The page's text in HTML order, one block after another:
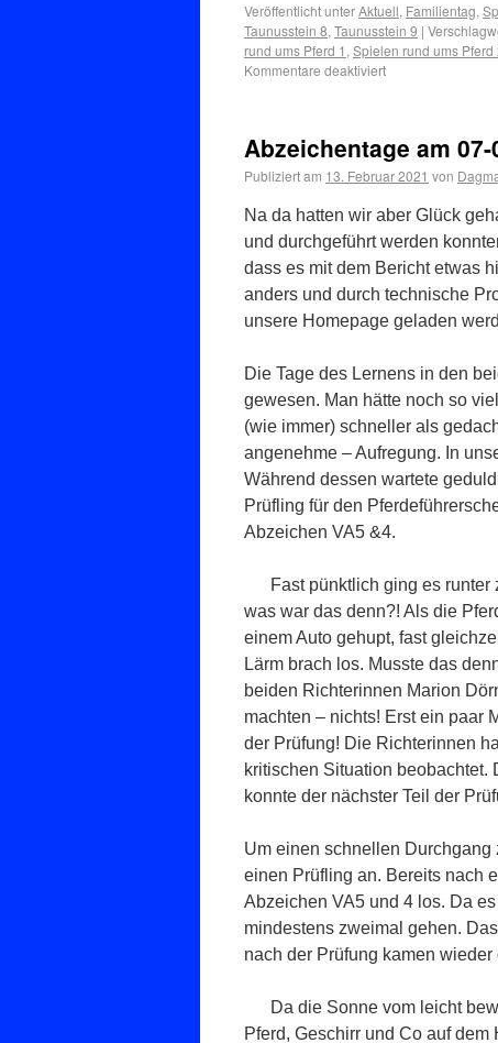
Veröffentlicht unterAktuell, Familientag,
Taunusstein 8, Taunusstein 9 |
rund ums Pferd 1 , Spielen rund ums Pferd
Kommentare deaktiviert
Abzeichentage am 07-
Publiziert am 13. Februar 2021 von
Na da hatten wir aber Glück
und durchgeführt werden
dass es mit dem Bericht etwas
anders und durch technische
unsere Homepage geladen
Die Tage des Lernens in den
gewesen. Man hätte noch so
(wie immer) schneller als
angenehme – Aufregung. In
Während dessen wartete
Prüfling für den
Abzeichen VA5 &4.
Fast pünktlich ging es
was war das denn?! Als die
einem Auto gehupt, fast
Lärm brach los. Musste das
beiden Richterinnen Marion
machten – nichts! Erst ein paar
der Prüfung! Die Richterinnen
kritischen Situation
konnte der nächster Teil der
Um einen schnellen
einen Prüfling an. Bereits nach
Abzeichen VA5 und 4 los. Da
mindestens zweimal gehen.
nach der Prüfung kamen
Da die Sonne vom leicht
Pferd, Geschirr und Co auf dem